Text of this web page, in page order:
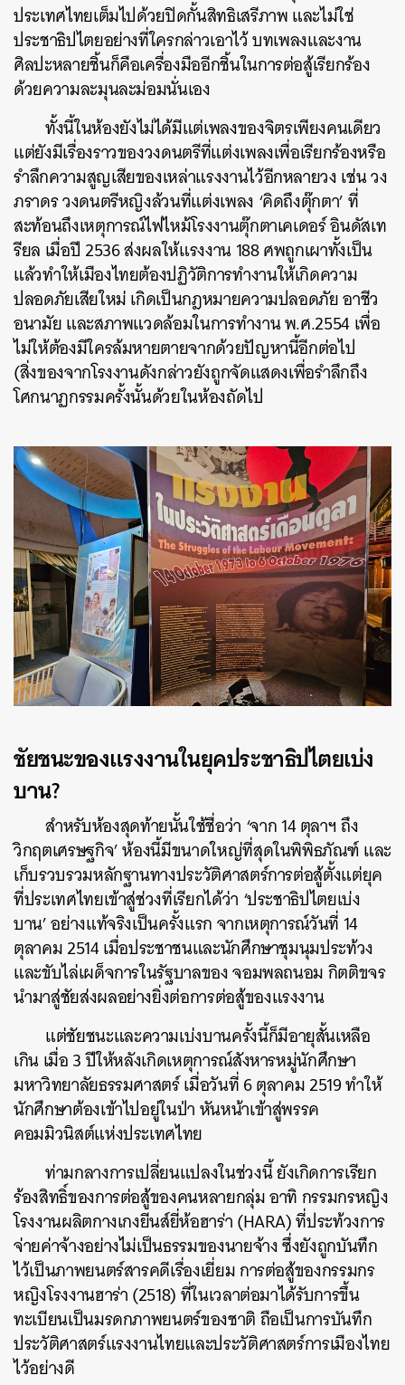
ประเทศไทยเต็มไปด้วยปิดกั้นสิทธิเสรีภาพ และไม่ใช่
ประชาธิปไตยอย่างที่ใครกล่าวเอาไว้ บทเพลงและงาน
ศิลปะหลายชิ้นก็คือเครื่องมืออีกชิ้นในการต่อสู้เรียกร้อง
ด้วยความละมุนละม่อมนั่นเอง
ทั้งนี้ในห้องยังไม่ได้มีแต่เพลงของจิตรเพียงคนเดียว
แต่ยังมีเรื่องราวของวงดนตรีที่แต่งเพลงเพื่อเรียกร้องหรือ
รำลึกความสูญเสียของเหล่าแรงงานไว้อีกหลายวง เช่น วง
ภราดร วงดนตรีหญิงล้วนที่แต่งเพลง ‘คิดถึงตุ๊กตา’ ที่
สะท้อนถึงเหตุการณ์ไฟไหม้โรงงานตุ๊กตาเคเดอร์ อินดัสเท
รียล เมื่อปี 2536 ส่งผลให้แรงงาน 188 ศพถูกเผาทั้งเป็น
แล้วทำให้เมืองไทยต้องปฏิวัติการทำงานให้เกิดความ
ปลอดภัยเสียใหม่ เกิดเป็นกฎหมายความปลอดภัย อาชีว
อนามัย และสภาพแวดล้อมในการทำงาน พ.ศ.2554 เพื่อ
ไม่ให้ต้องมีใครล้มหายตายจากด้วยปัญหานี้อีกต่อไป
(สิ่งของจากโรงงานดังกล่าวยังถูกจัดแสดงเพื่อรำลึกถึง
โศกนาฏกรรมครั้งนั้นด้วยในห้องถัดไป
ชัยชนะของแรงงานในยุคประชาธิปไตยเบ่ง
บาน?
สำหรับห้องสุดท้ายนั้นใช้ชื่อว่า ‘จาก 14 ตุลาฯ ถึง
วิกฤตเศรษฐกิจ’ ห้องนี้มีขนาดใหญ่ที่สุดในพิพิธภัณฑ์ และ
เก็บรวบรวมหลักฐานทางประวัติศาสตร์การต่อสู้ตั้งแต่ยุค
ที่ประเทศไทยเข้าสู่ช่วงที่เรียกได้ว่า ‘ประชาธิปไตยเบ่ง
บาน’ อย่างแท้จริงเป็นครั้งแรก จากเหตุการณ์วันที่ 14
ตุลาคม 2514 เมื่อประชาชนและนักศึกษาชุมนุมประท้วง
และขับไล่เผด็จการในรัฐบาลของ จอมพลถนอม กิตติขจร
นำมาสู่ชัยส่งผลอย่างยิ่งต่อการต่อสู้ของแรงงาน
แต่ชัยชนะและความเบ่งบานครั้งนี้ก็มีอายุสั้นเหลือ
เกิน เมื่อ 3 ปีให้หลังเกิดเหตุการณ์สังหารหมู่นักศึกษา
มหาวิทยาลัยธรรมศาสตร์ เมื่อวันที่ 6 ตุลาคม 2519 ทำให้
นักศึกษาต้องเข้าไปอยู่ในป่า หันหน้าเข้าสู่พรรค
คอมมิวนิสต์แห่งประเทศไทย
ท่ามกลางการเปลี่ยนแปลงในช่วงนี้ ยังเกิดการเรียก
ร้องสิทธิ์ของการต่อสู้ของคนหลายกลุ่ม อาทิ กรรมกรหญิง
โรงงานผลิตกางเกงยีนส์ยี่ห้อฮาร่า (HARA) ที่ประท้วงการ
จ่ายค่าจ้างอย่างไม่เป็นธรรมของนายจ้าง ซึ่งยังถูกบันทึก
ไว้เป็นภาพยนตร์สารคดีเรื่องเยี่ยม การต่อสู้ของกรรมกร
หญิงโรงงานฮาร่า (2518) ที่ในเวลาต่อมาได้รับการขึ้น
ทะเบียนเป็นมรดกภาพยนตร์ของชาติ ถือเป็นการบันทึก
ประวัติศาสตร์แรงงานไทยและประวัติศาสตร์การเมืองไทย
ไว้อย่างดี